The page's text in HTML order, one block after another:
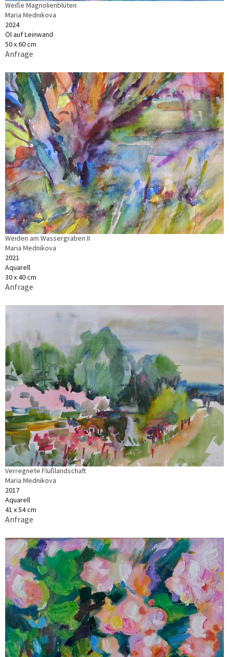
Weiße Magnolienblüten
Maria Mednikova
2024
Öl auf Leinwand
50 x 60 cm
Anfrage
Weiden am Wassergraben II
Maria Mednikova
2021
Aquarell
30 x 40 cm
Anfrage
Verregnete Flußlandschaft
Maria Mednikova
2017
Aquarell
41 x 54 cm
Anfrage